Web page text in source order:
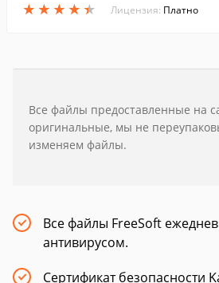
★ ★ ★ ★ ★
★ ★ ★ ★ ★ Лицензия: Платно
Все файлы предоставленные на
оригинальные, мы не
изменяем файлы.
Все файлы FreeSoft
антивирусом.
Сертификат безопасности